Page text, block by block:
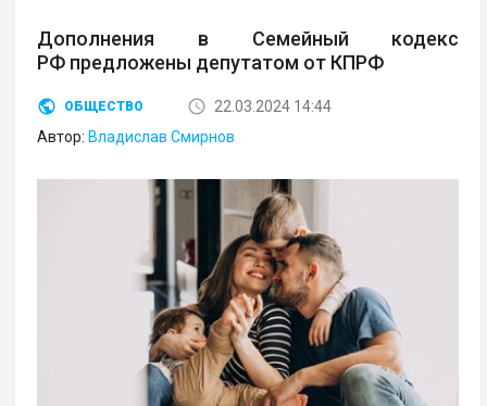
Дополнения в Семейный кодекс
РФ предложены депутатом от КПРФ
ОБЩЕСТВО
22.03.2024 14:44
Автор: Владислав Смирнов